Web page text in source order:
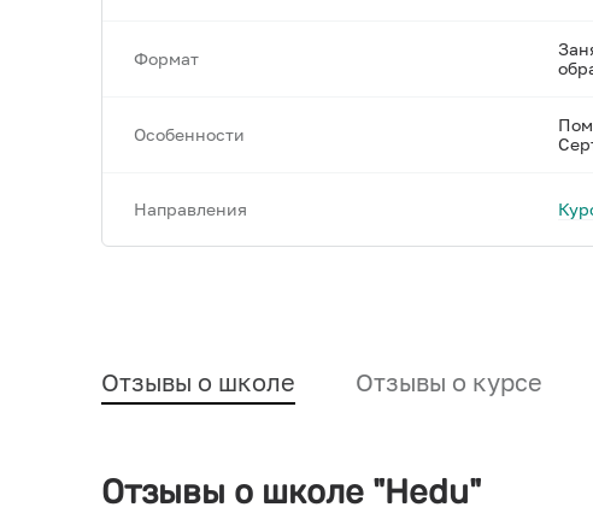
Формат
Особенности
Направления
Отзывы о школе Отзывы о курсе
Отзывы о школе "Hedu"